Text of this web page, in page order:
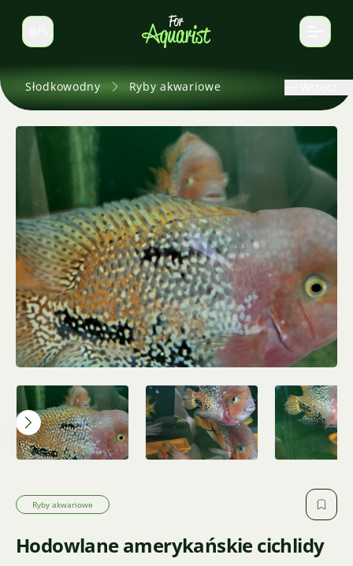
Zmień język
Słodkowodny Ryby akwariowe
Ryby akwariowe
Hodowlane amerykańskie cichlidy